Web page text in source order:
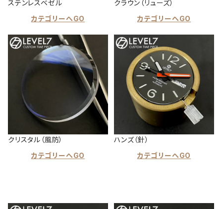
ステンレスベゼル
カテゴリーへGO
クラウン（リューズ）
カテゴリーへGO
クリスタル（風防）
カテゴリーへGO
ハンズ（針）
カテゴリーへGO